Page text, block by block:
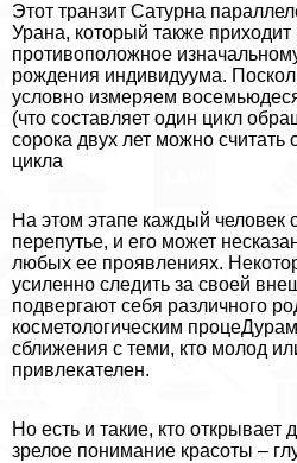
Этот транзит Сатурна
Урана, который также
противоположное
рождения индивидуума.
условно измеряем
(что составляет один цикл
сорока двух лет можно считать
цикла
На этом этапе каждый человек
перепутье, и его может
любых ее проявлениях.
усиленно следить за своей
подвергают себя различного
косметологическим
сближения с теми, кто молод
привлекателен.
Но есть и такие, кто открывает
зрелое понимание красоты –